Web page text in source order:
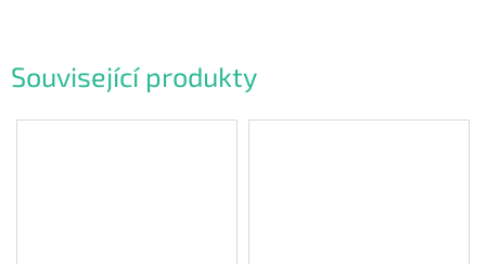
Související produkty